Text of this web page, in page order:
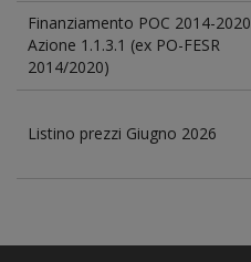
Finanziamento POC 2014-2020
Azione 1.1.3.1 (ex PO-FESR
2014/2020)
Listino prezzi Giugno 2026